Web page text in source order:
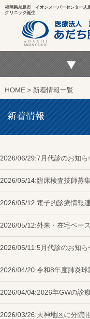
福岡県糸島市 イオンスーパーセンター志
クリニック誕生
HOME > 新着情報一覧
2026/06/29:7月代診のお知ら
2026/05/14:臨床検査技師募
2026/05/12:電子的診療情報
2026/05/12:外来・在宅ベー
2026/05/11:5月代診のお知ら
2026/04/20:令和8年度肺炎
2026/04/04:2026年GWの診
2026/03/26:天神地区に分院